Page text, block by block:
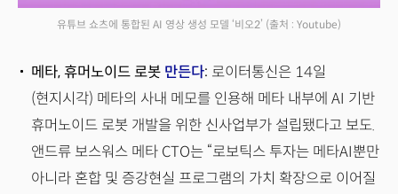
유튜브 쇼츠에 통합된 AI 영상 생성 모델 ‘비오2’ (출처 : Youtube)
메타, 휴머노이드 로봇 만든다: 로이터통신은 14일
(현지시각) 메타의 사내 메모를 인용해 메타 내부에 AI 기반
휴머노이드 로봇 개발을 위한 신사업부가 설립됐다고 보도.
앤드류 보스워스 메타 CTO는 “로보틱스 투자는 메타AI뿐만
아니라 혼합 및 증강현실 프로그램의 가치 확장으로 이어질